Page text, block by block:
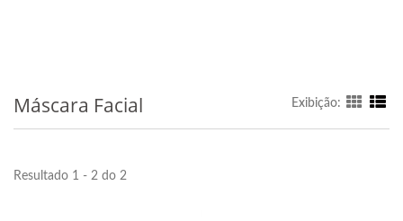
Máscara Facial Exibição:
Resultado 1 - 2 do 2